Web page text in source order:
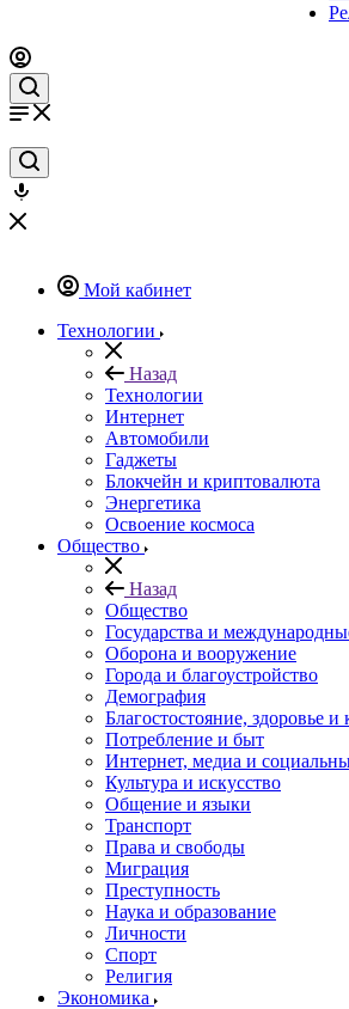
Мой кабинет
Технологии
Назад
Технологии
Интернет
Автомобили
Гаджеты
Блокчейн и криптовалюта
Энергетика
Освоение космоса
Общество
Назад
Общество
Государства и
Оборона и вооружение
Города и благоустройство
Демография
Благостостояние, здоровье и
Потребление и быт
Интернет, медиа и
Культура и искусство
Общение и языки
Транспорт
Права и свободы
Миграция
Преступность
Наука и образование
Личности
Спорт
Религия
Экономика